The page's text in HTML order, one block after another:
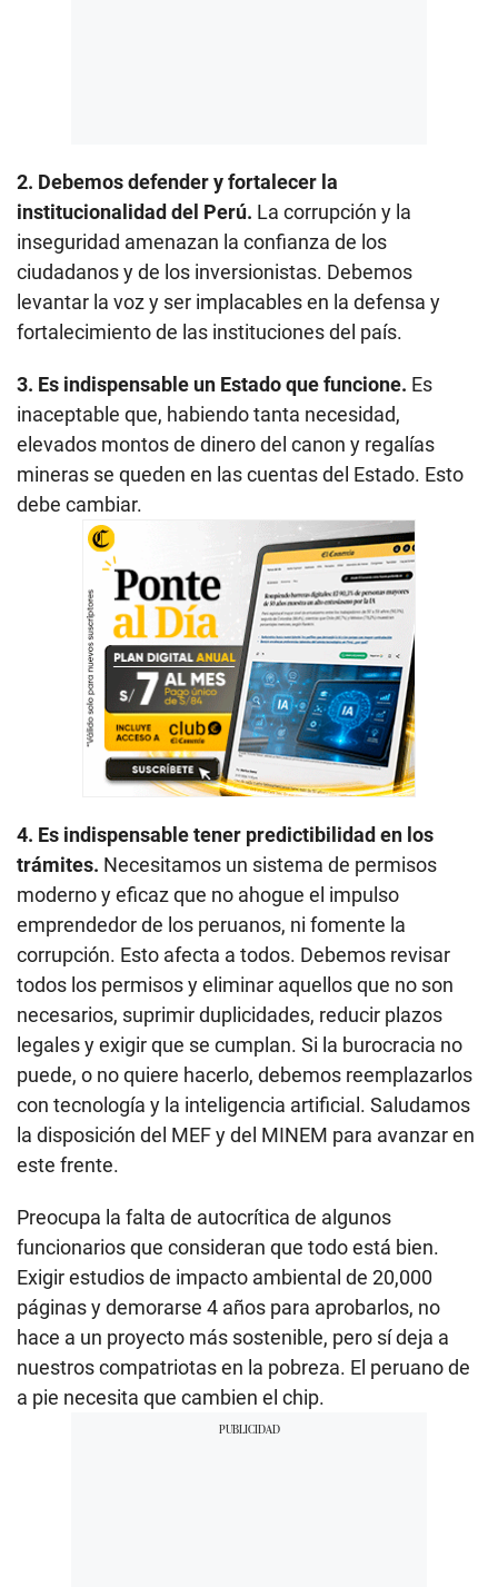
2. Debemos defender y fortalecer la
institucionalidad del Perú. La corrupción y la
inseguridad amenazan la confianza de los
ciudadanos y de los inversionistas. Debemos
levantar la voz y ser implacables en la defensa y
fortalecimiento de las instituciones del país.
3. Es indispensable un Estado que funcione. Es
inaceptable que, habiendo tanta necesidad,
elevados montos de dinero del canon y regalías
mineras se queden en las cuentas del Estado. Esto
debe cambiar.
4. Es indispensable tener predictibilidad en los
trámites. Necesitamos un sistema de permisos
moderno y eficaz que no ahogue el impulso
emprendedor de los peruanos, ni fomente la
corrupción. Esto afecta a todos. Debemos revisar
todos los permisos y eliminar aquellos que no son
necesarios, suprimir duplicidades, reducir plazos
legales y exigir que se cumplan. Si la burocracia no
puede, o no quiere hacerlo, debemos reemplazarlos
con tecnología y la inteligencia artificial. Saludamos
la disposición del MEF y del MINEM para avanzar en
este frente.
Preocupa la falta de autocrítica de algunos
funcionarios que consideran que todo está bien.
Exigir estudios de impacto ambiental de 20,000
páginas y demorarse 4 años para aprobarlos, no
hace a un proyecto más sostenible, pero sí deja a
nuestros compatriotas en la pobreza. El peruano de
a pie necesita que cambien el chip.